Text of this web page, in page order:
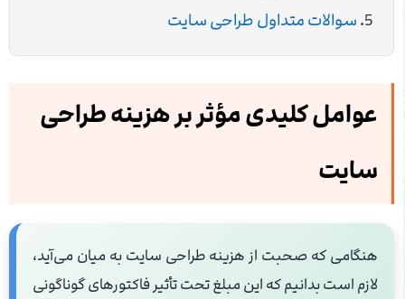
سوالات متداول طراحی سایت
عوامل کلیدی مؤثر بر هزینه طراحی
سایت
هنگامی که صحبت از هزینه طراحی سایت به میان می‌آید،
لازم است بدانیم که این مبلغ تحت تأثیر فاکتورهای گوناگونی